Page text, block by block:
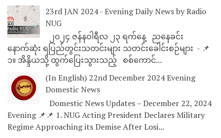
23rd JAN 2024 - Evening Daily News by Radio
NUG
၂၀၂၄ ဇန်နဝါရီလ ၂၃ ရက်နေ့ ညနေခင်း
နောက်ဆုံး ရပြည်တွင်းသတင်းများ သတင်းခေါင်းစဉ်များ - 📌
၁။ အိန္ဒိယသို့ ထွက်ပြေးသွားသည့် စစ်ကောင်...
(In English) 22nd December 2024 Evening
Domestic News
Domestic News Updates – December 22, 2024
Evening 📌📌 1. NUG Acting President Declares Military
Regime Approaching its Demise After Losi...